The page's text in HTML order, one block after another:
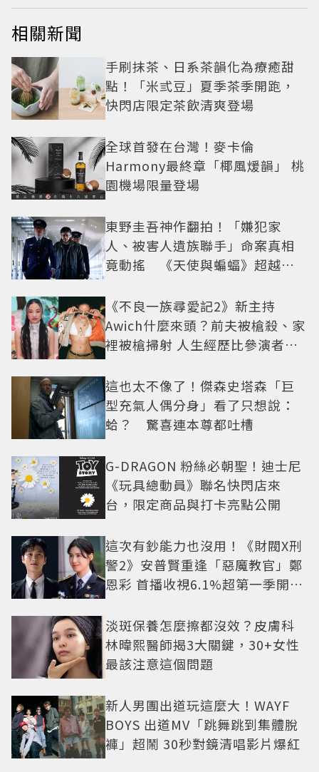
相關新聞
手刷抹茶、日系茶韻化為療癒甜
點！「米弎豆」夏季茶季開跑，
快閃店限定茶飲清爽登場
全球首發在台灣！麥卡倫
Harmony最終章「椰風煖韻」 桃
園機場限量登場
東野圭吾神作翻拍！「嫌犯家
人、被害人遺族聯手」命案真相
竟動搖 《天使與蝙蝠》超越懸
《不良一族尋愛記2》新主持
Awich什麼來頭？前夫被槍殺、家
裡被槍掃射 人生經歷比參演者還
這也太不像了！傑森史塔森「巨
型充氣人偶分身」看了只想說：
蛤？ 驚喜連本尊都吐槽
G-DRAGON 粉絲必朝聖！迪士尼
《玩具總動員》聯名快閃店來
台，限定商品與打卡亮點公開
這次有鈔能力也沒用！《財閥X刑
警2》安普賢重逢「惡魔教官」鄭
恩彩 首播收視6.1%超第一季開紅
淡斑保養怎麼擦都沒效？皮膚科
林暐熙醫師揭3大關鍵，30+女性
最該注意這個問題
新人男團出道玩這麼大！WAYF
BOYS 出道MV「跳舞跳到集體脫
褲」超鬧 30秒對鏡清唱影片爆紅